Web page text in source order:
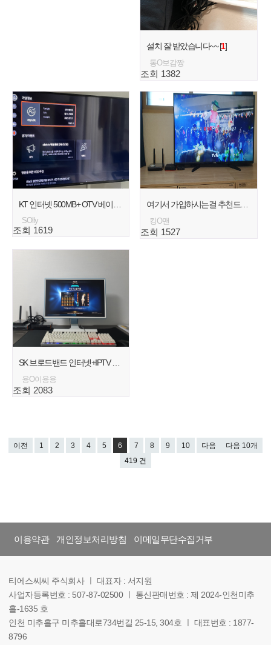
설치 잘 받았습니다~~ [1]
통O보감짱
조회 1382
1]
SOlly
조회 1619
킹O맨
조회 1527
용O이용용
조회 2083
이전 1 2 3 4 5 6 7 8 9 10 다음
다음 10개
419 건
이용약관 개인정보처리방침 이메일무단수집거부
티에스씨씨 주식회사 ㅣ 대표자 : 서지원
사업자등록번호 : 507-87-02500 ㅣ 통신판매번호 : 제 2024-인천미추
홀-1635 호
인천 미추홀구 미추홀대로734번길 25-15, 304호 ㅣ 대표번호 : 1877-
8796